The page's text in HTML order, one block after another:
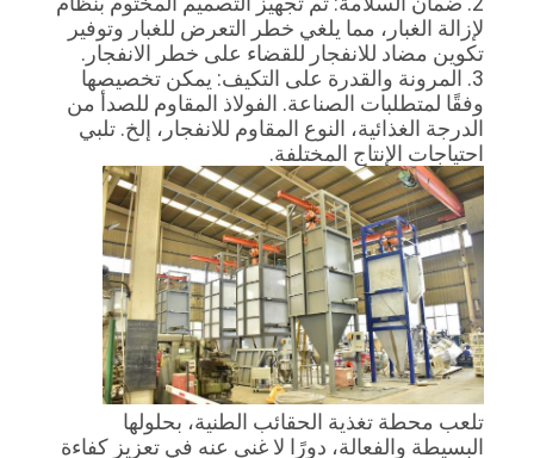
مراقبة
الجودة
اتصل
اطلب
اقتباس
خريطة
الموقع
لإزالة الغبار، مما يلغي خطر التعرض للغبار وتوفير
تكوين مضاد للانفجار للقضاء على خطر الانفجار.
3. المرونة والقدرة على التكيف: يمكن تخصيصها
وفقًا لمتطلبات الصناعة. الفولاذ المقاوم للصدأ من
الدرجة الغذائية، النوع المقاوم للانفجار، إلخ. تلبي
احتياجات الإنتاج المختلفة.
تلعب محطة تغذية الحقائب الطنية، بحلولها
البسيطة والفعالة، دورًا لا غنى عنه في تعزيز كفاءة